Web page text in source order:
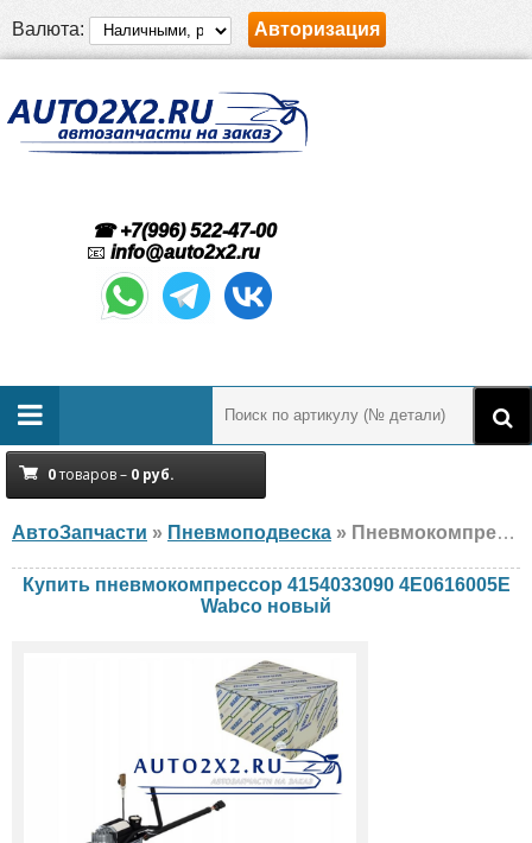
Валюта: Авторизация
☎ +7(996) 522-47-00
📧 info@auto2x2.ru
0товаров – 0 руб.
АвтоЗапчасти » Пневмоподвеска » Пневмокомпрессор Wabco 4154033090 4E0616005E Audi, новый
Купить пневмокомпрессор 4154033090 4E0616005E
Wabco новый